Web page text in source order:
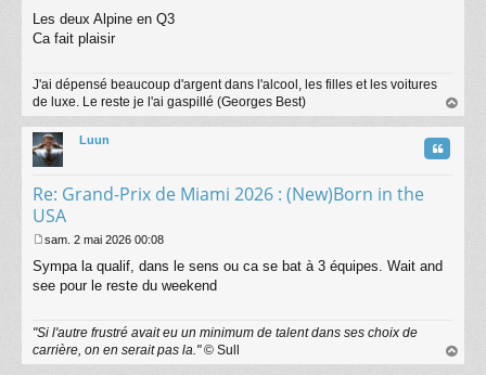
e
s
g
e
Les deux Alpine en Q3
Ca fait plaisir
J'ai dépensé beaucoup d'argent dans l'alcool, les filles et les voitures
de luxe. Le reste je l'ai gaspillé (Georges Best)
au
Luun
Re: Grand-Prix de Miami 2026 : (New)Born in the
USA
Citation
e
s
g
e
sam. 2 mai 2026 00:08
Sympa la qualif, dans le sens ou ca se bat à 3 équipes. Wait and
see pour le reste du weekend
"Si l'autre frustré avait eu un minimum de talent dans ses choix de
carrière, on en serait pas la."© Sull
au